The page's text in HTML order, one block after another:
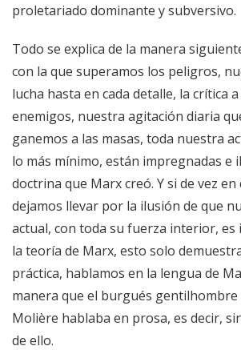
proletariado dominante y subversivo.
Todo se explica de la manera
con la que superamos los peligros,
lucha hasta en cada detalle, la crítica
enemigos, nuestra agitación diaria
ganemos a las masas, toda nuestra
lo más mínimo, están impregnadas e
doctrina que Marx creó. Y si de vez
dejamos llevar por la ilusión de que
actual, con toda su fuerza interior, es
la teoría de Marx, esto solo
práctica, hablamos en la lengua de
manera que el burgués gentilhombre
Molière hablaba en prosa, es decir,
de ello.